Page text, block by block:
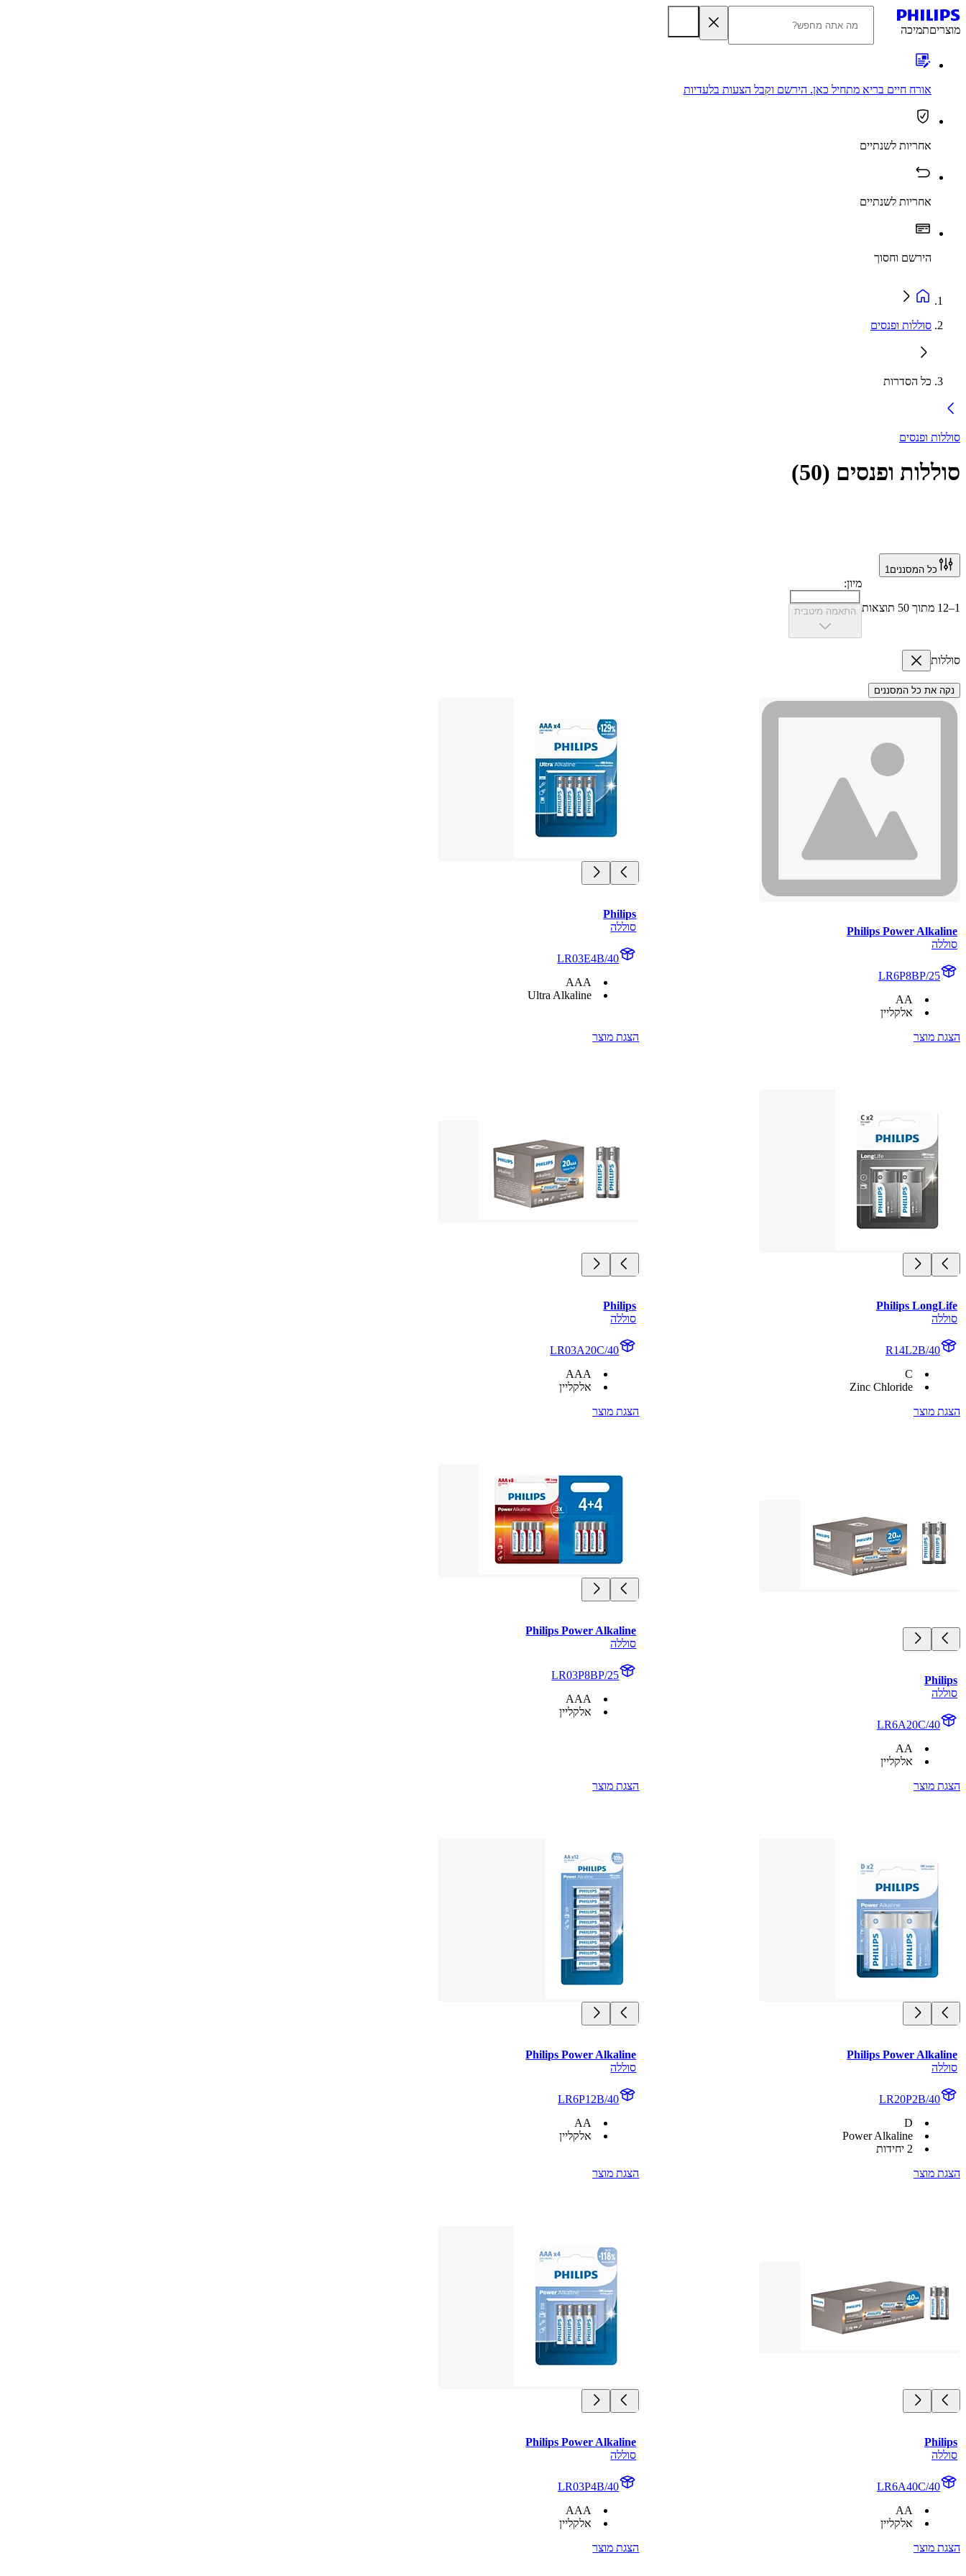
מוצריםתמיכה
אורח חיים בריא מתחיל כאן. הירשם וקבל הצעות בלעדיות
אחריות לשנתיים
אחריות לשנתיים
הירשם וחסוך
סוללות ופנסים
כל הסדרות
סוללות ופנסים
סוללות ופנסים (
50
)
כל המסננים 1
1–12 מתוך 50 תוצאות
מיון:
התאמה מיטבית
סוללות
נקה את כל המסננים
Philips Power Alkaline
סוללה
LR6P8BP/25
AA
אלקליין
הצגת מוצר
Philips
סוללה
LR03E4B/40
AAA
Ultra Alkaline
הצגת מוצר
Philips LongLife
סוללה
R14L2B/40
C
Zinc Chloride
הצגת מוצר
Philips
סוללה
LR03A20C/40
AAA
אלקליין
הצגת מוצר
Philips
סוללה
LR6A20C/40
AA
אלקליין
הצגת מוצר
Philips Power Alkaline
סוללה
LR03P8BP/25
AAA
אלקליין
הצגת מוצר
Philips Power Alkaline
סוללה
LR20P2B/40
D
Power Alkaline
2 יחידות
הצגת מוצר
Philips Power Alkaline
סוללה
LR6P12B/40
AA
אלקליין
הצגת מוצר
Philips
סוללה
LR6A40C/40
AA
אלקליין
הצגת מוצר
Philips Power Alkaline
סוללה
LR03P4B/40
AAA
אלקליין
הצגת מוצר